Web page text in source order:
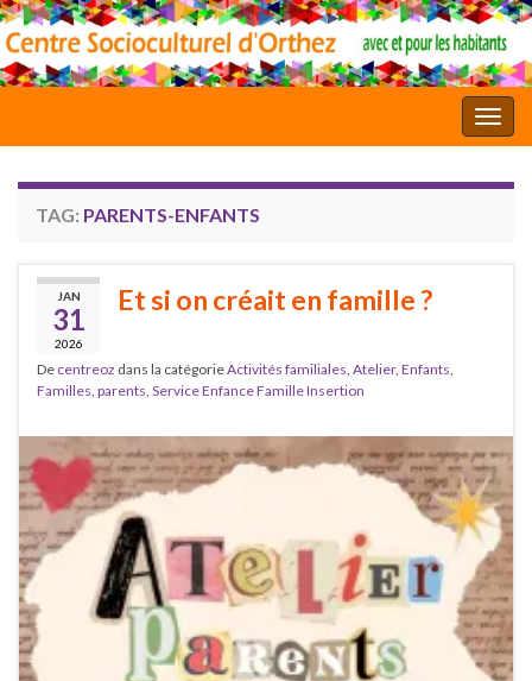
TAG: PARENTS-ENFANTS
JAN
31
2026
Et si on créait en famille ?
De centreoz dans la catégorieActivités familiales, Atelier, Enfants,
Familles, parents, Service Enfance Famille Insertion